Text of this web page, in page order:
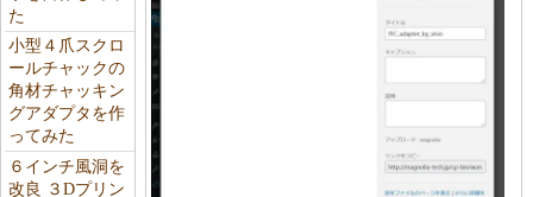
た
小型４爪スクロ
ールチャックの
角材チャッキン
グアダプタを作
ってみた
６インチ風洞を
改良 ３Dプリン